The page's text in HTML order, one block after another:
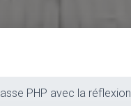
PHP avec la réflexion